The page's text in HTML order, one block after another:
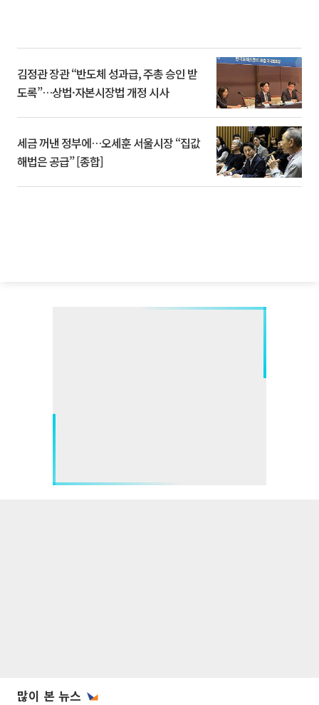
김정관 장관 “반도체 성과급, 주총 승인 받
도록”…상법·자본시장법 개정 시사
세금 꺼낸 정부에…오세훈 서울시장 “집값
해법은 공급” [종합]
많이 본 뉴스